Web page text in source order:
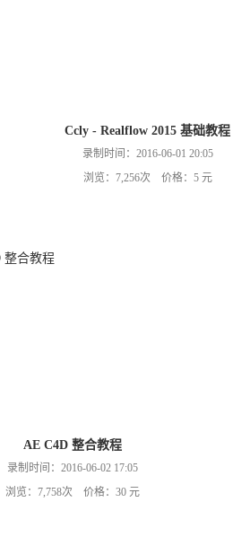
Ccly - Realflow 2015 基础教程
录制时间：2016-06-01 20:05
浏览：7,256次 价格：5 元
AE C4D 整合教程
录制时间：2016-06-02 17:05
浏览：7,758次 价格：30 元